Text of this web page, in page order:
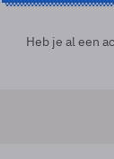
Heb je al een